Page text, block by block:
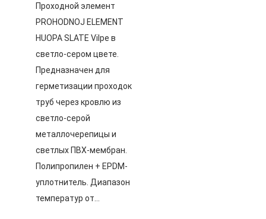
Проходной элемент
PROHODNOJ ELEMENT
HUOPA SLATE Vilpe в
светло-сером цвете.
Предназначен для
герметизации проходок
труб через кровлю из
светло-серой
металлочерепицы и
светлых ПВХ-мембран.
Полипропилен + EPDM-
уплотнитель. Диапазон
температур от…